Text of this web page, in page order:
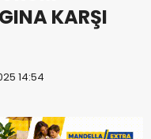
KARŞI
14:54